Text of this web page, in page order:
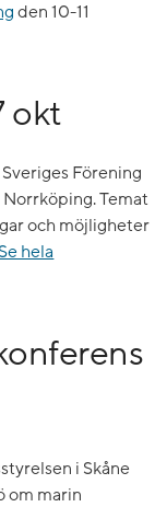
den 10-11
okt
Förening
Temat
och möjligheter
Se hela
i Skåne
om marin